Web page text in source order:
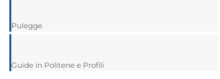
Pulegge
Guide in Politene e Profili